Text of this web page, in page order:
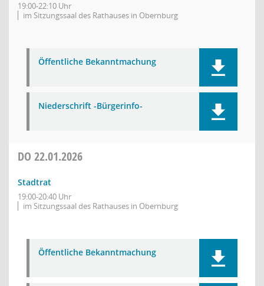
19:00-22:10 Uhr
im Sitzungssaal des Rathauses in Obernburg
Öffentliche Bekanntmachung
Niederschrift -Bürgerinfo-
DO 22.01.2026
Stadtrat
19:00-20:40 Uhr
im Sitzungssaal des Rathauses in Obernburg
Öffentliche Bekanntmachung